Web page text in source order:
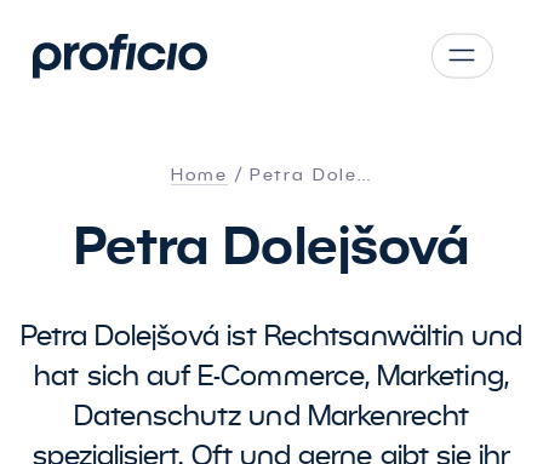
AT
Home Petra Dole…
Petra Dolejšová
Petra Dolejšová ist Rechtsanwältin und
hat sich auf E-Commerce, Marketing,
Datenschutz und Markenrecht
spezialisiert. Oft und gerne gibt sie ihr